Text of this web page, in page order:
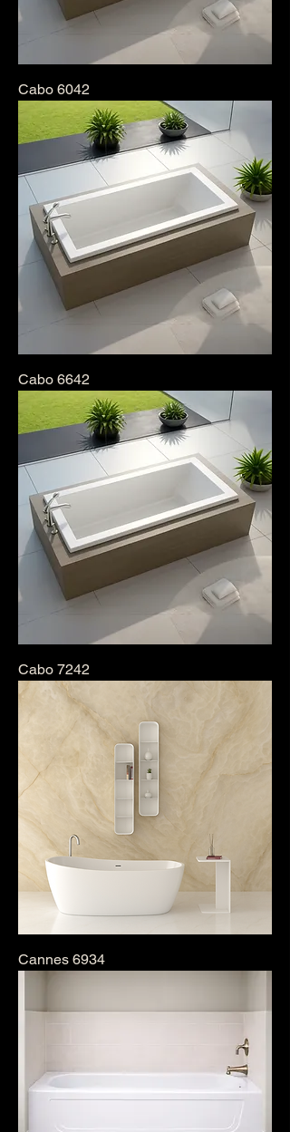
Cabo 6042
Cabo 6642
Cabo 7242
Cannes 6934